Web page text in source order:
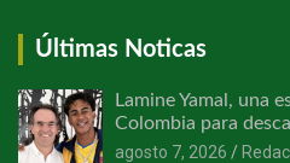
Últimas Noticas
Lamine Yamal, una
Colombia para
agosto 7, 2026